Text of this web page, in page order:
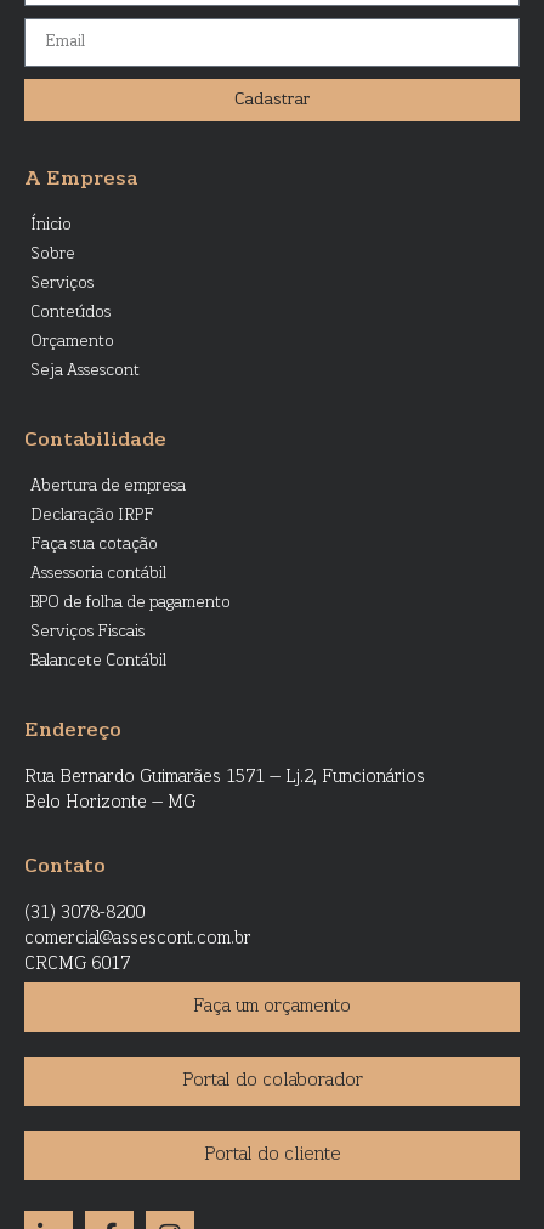
Cadastrar
A Empresa
Ínicio
Sobre
Serviços
Conteúdos
Orçamento
Seja Assescont
Contabilidade
Abertura de empresa
Declaração IRPF
Faça sua cotação
Assessoria contábil
BPO de folha de pagamento
Serviços Fiscais
Balancete Contábil
Endereço
Rua Bernardo Guimarães 1571 – Lj.2, Funcionários
Belo Horizonte – MG
Contato
(31) 3078-8200
comercial@assescont.com.br
CRCMG 6017
Faça um orçamento
Portal do colaborador
Portal do cliente